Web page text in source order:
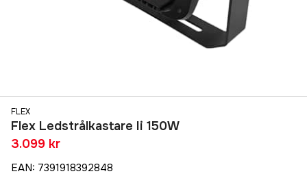
FLEX
Flex Ledstrålkastare Ii 150W
3.099 kr
EAN: 7391918392848